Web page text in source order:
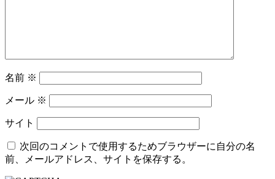
名前 ※
メール ※
サイト
次回のコメントで使用するためブラウザーに自分の名
前、メールアドレス、サイトを保存する。